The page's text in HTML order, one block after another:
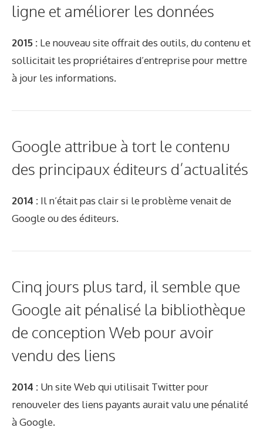
ligne et améliorer les données
2015 : Le nouveau site offrait des outils, du contenu et
sollicitait les propriétaires d’entreprise pour mettre
à jour les informations.
Google attribue à tort le contenu
des principaux éditeurs d’actualités
2014 : Il n’était pas clair si le problème venait de
Google ou des éditeurs.
Cinq jours plus tard, il semble que
Google ait pénalisé la bibliothèque
de conception Web pour avoir
vendu des liens
2014 : Un site Web qui utilisait Twitter pour
renouveler des liens payants aurait valu une pénalité
à Google.